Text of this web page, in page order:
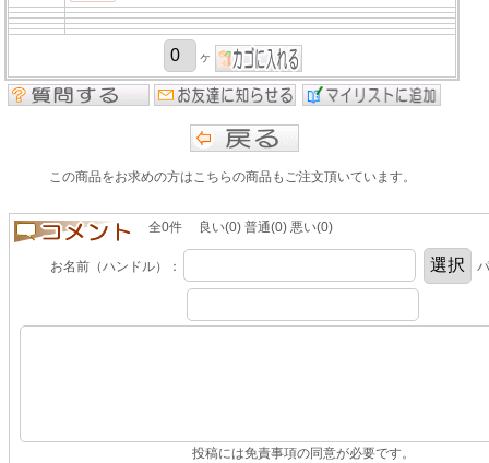
ヶ
この商品をお求めの方はこちらの商品もご注文頂いています。
全0件 良い(0) 普通(0) 悪い(0)
お名前（ハンドル）：
投稿には免責事項の同意が必要です。